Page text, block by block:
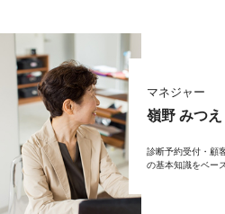
マネジャー
嶺野 みつえ
診断予約受付・顧
の基本知識をベー